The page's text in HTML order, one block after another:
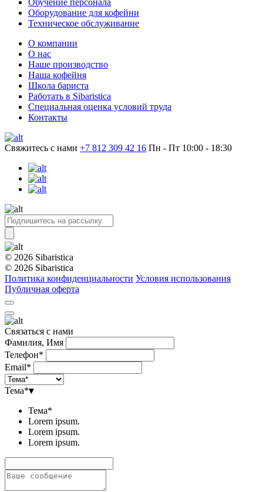
Оборудование для кофейни
Техническое обслуживание
О компании
О нас
Наше производство
Наша кофейня
Школа бариста
Работать в Sibaristica
Специальная оценка условий труда
Контакты
Свяжитесь с нами +7 812 309 42 16 Пн - Пт 10:00 - 18:30
© 2026 Sibaristica
© 2026 Sibaristica
Политика конфиденциальности Условия использования
Публичная оферта
Связаться с нами
Фамилия, Имя
Телефон*
Email*
Тема*▾
Тема*
Lorem ipsum.
Lorem ipsum.
Lorem ipsum.